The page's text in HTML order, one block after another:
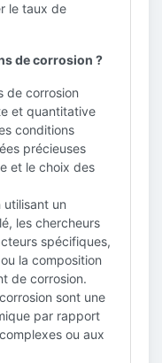
le taux de
de corrosion ?
de corrosion
et quantitative
conditions
précieuses
et le choix des
utilisant un
les chercheurs
spécifiques,
la composition
de corrosion.
sont une
par rapport
ou aux